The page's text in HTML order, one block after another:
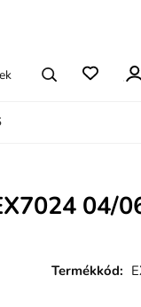
04/
Termékkód: